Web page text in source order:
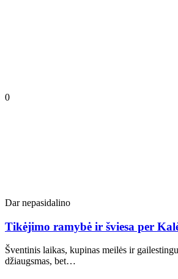
0
Dar nepasidalino
Tikėjimo ramybė ir šviesa per
Šventinis laikas, kupinas meilės ir
džiaugsmas, bet…